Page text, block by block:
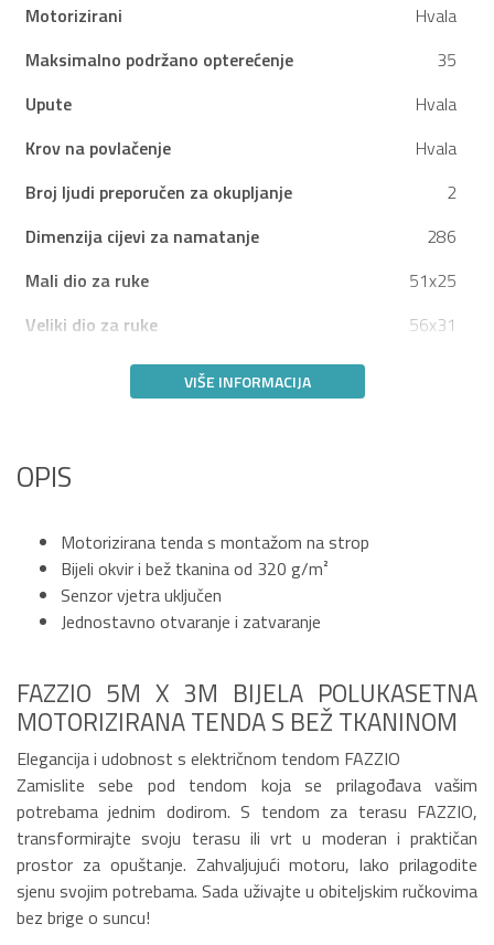
Motorizirani
Hvala
Maksimalno podržano opterećenje
35
Upute
Hvala
Krov na povlačenje
Hvala
Broj ljudi preporučen za okupljanje
2
Dimenzija cijevi za namatanje
286
Mali dio za ruke
51x25
Veliki dio za ruke
56x31
VIŠE INFORMACIJA
OPIS
Motorizirana tenda s montažom na strop
Bijeli okvir i bež tkanina od 320 g/m²
Senzor vjetra uključen
Jednostavno otvaranje i zatvaranje
FAZZIO 5M X 3M BIJELA POLUKASETNA
MOTORIZIRANA TENDA S BEŽ TKANINOM
Elegancija i udobnost s električnom tendom FAZZIO
Zamislite sebe pod tendom koja se prilagođava vašim
potrebama jednim dodirom. S tendom za terasu FAZZIO,
transformirajte svoju terasu ili vrt u moderan i praktičan
prostor za opuštanje. Zahvaljujući motoru, lako prilagodite
sjenu svojim potrebama. Sada uživajte u obiteljskim ručkovima
bez brige o suncu!